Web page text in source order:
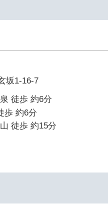
坂1-16-7
徒歩 約6分
歩 約6分
徒歩 約15分